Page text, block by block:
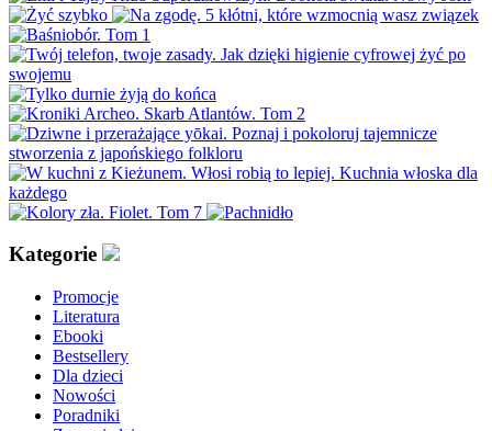
Kategorie
Promocje
Literatura
Ebooki
Bestsellery
Dla dzieci
Nowości
Poradniki